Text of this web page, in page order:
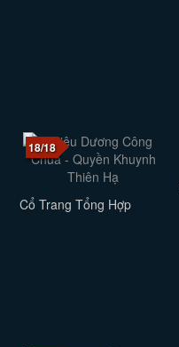
18/18
Cổ Trang Tổng Hợp